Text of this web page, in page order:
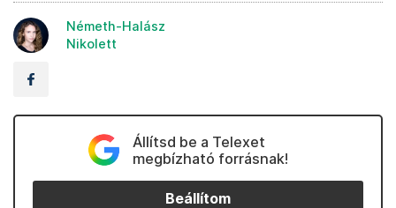
Németh-Halász
Nikolett
Állítsd be a Telexet
megbízható forrásnak!
Beállítom